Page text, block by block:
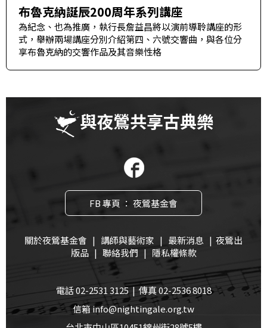
布魯克納誕辰200周年系列講座
為紀念、也為推廣，執行長詹益昌將以演前導聆講座的形
式，舉辦兩場講座分別介紹第四、六號交響曲，與各位分
享布魯克納的交響作品及其音樂性格
與夜鶯共享古典樂
FB 專頁 ： 夜鶯基金會
關於夜鶯基金會 | 講師與藝術家 | 最新消息 | 夜鶯出
版品| 聯絡我們 | 隱私權條款
電話 02-2531 3125 | 傳真 02-2536 8018
信箱 info@nightingale.org.tw